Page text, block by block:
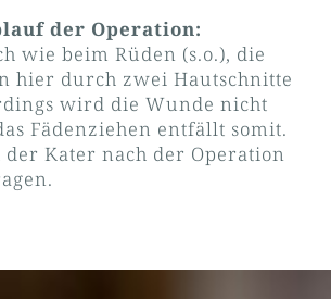
der Operation:
wie beim Rüden (s.o.), die
hier durch zwei Hautschnitte
wird die Wunde nicht
Fädenziehen entfällt somit.
Kater nach der Operation